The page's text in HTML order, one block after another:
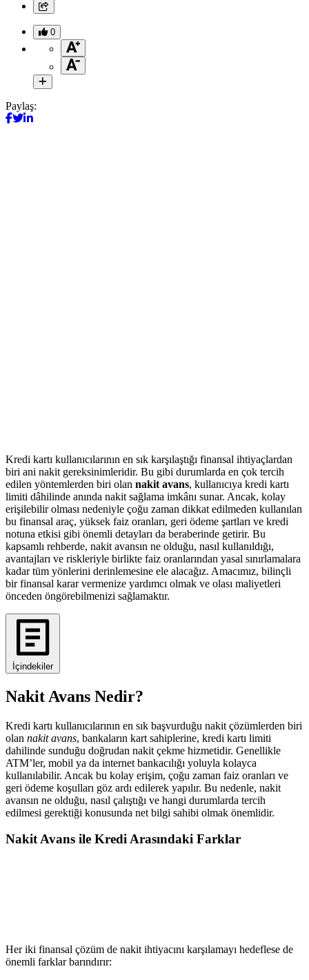
0
Paylaş:
Kredi kartı kullanıcılarının en sık karşılaştığı finansal ihtiyaçlardan
biri ani nakit gereksinimleridir. Bu gibi durumlarda en çok tercih
edilen yöntemlerden biri olan nakit avans, kullanıcıya kredi kartı
limiti dâhilinde anında nakit sağlama imkânı sunar. Ancak, kolay
erişilebilir olması nedeniyle çoğu zaman dikkat edilmeden kullanılan
bu finansal araç, yüksek faiz oranları, geri ödeme şartları ve kredi
notuna etkisi gibi önemli detayları da beraberinde getirir. Bu
kapsamlı rehberde, nakit avansın ne olduğu, nasıl kullanıldığı,
avantajları ve riskleriyle birlikte faiz oranlarından yasal sınırlamalara
kadar tüm yönlerini derinlemesine ele alacağız. Amacımız, bilinçli
bir finansal karar vermenize yardımcı olmak ve olası maliyetleri
önceden öngörebilmenizi sağlamaktır.
İçindekiler
Nakit Avans Nedir?
Kredi kartı kullanıcılarının en sık başvurduğu nakit çözümlerden biri
olan nakit avans, bankaların kart sahiplerine, kredi kartı limiti
dahilinde sunduğu doğrudan nakit çekme hizmetidir. Genellikle
ATM’ler, mobil ya da internet bankacılığı yoluyla kolayca
kullanılabilir. Ancak bu kolay erişim, çoğu zaman faiz oranları ve
geri ödeme koşulları göz ardı edilerek yapılır. Bu nedenle, nakit
avansın ne olduğu, nasıl çalıştığı ve hangi durumlarda tercih
edilmesi gerektiği konusunda net bilgi sahibi olmak önemlidir.
Nakit Avans ile Kredi Arasındaki Farklar
Her iki finansal çözüm de nakit ihtiyacını karşılamayı hedeflese de
önemli farklar barındırır: